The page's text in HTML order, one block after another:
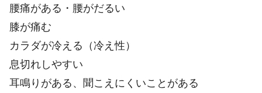
腰痛がある・腰がだるい
膝が痛む
カラダが冷える（冷え性）
息切れしやすい
耳鳴りがある、聞こえにくいことがある